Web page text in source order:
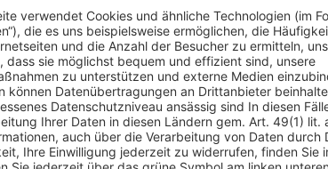
©
Bundesamts für Seeschifffahrt und Hydrographie
bereits Anfang Dezember hatte sie
auf Entscheidungen des BSH Einfluss nimmt und